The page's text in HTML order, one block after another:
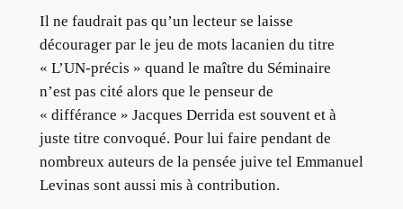
Il ne faudrait pas qu’un lecteur se laisse
décourager par le jeu de mots lacanien du titre
« L’UN-précis » quand le maître du Séminaire
n’est pas cité alors que le penseur de
« différance » Jacques Derrida est souvent et à
juste titre convoqué. Pour lui faire pendant de
nombreux auteurs de la pensée juive tel Emmanuel
Levinas sont aussi mis à contribution.